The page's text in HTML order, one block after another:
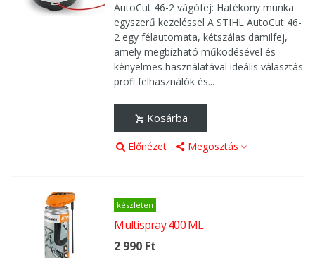
AutoCut 46-2 vágófej: Hatékony munka
egyszerű kezeléssel A STIHL AutoCut 46-
2 egy félautomata, kétszálas damilfej,
amely megbízható működésével és
kényelmes használatával ideális választás
profi felhasználók és...
Kosárba
Előnézet Megosztás
készleten
Multispray 400 ML
2 990 Ft